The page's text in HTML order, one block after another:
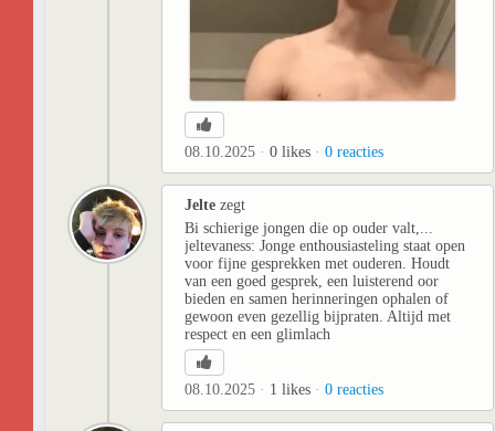
08.10.2025 0 likes 0 reacties
Jelte zegt
Bi schierige jongen die op ouder valt,...
jeltevaness: Jonge enthousiasteling staat open
voor fijne gesprekken met ouderen. Houdt
van een goed gesprek, een luisterend oor
bieden en samen herinneringen ophalen of
gewoon even gezellig bijpraten. Altijd met
respect en een glimlach
08.10.2025 1 likes 0 reacties